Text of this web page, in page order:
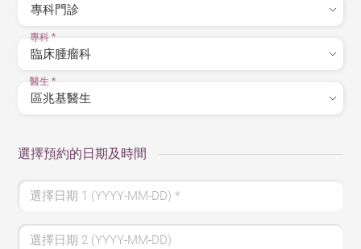
專科*
醫生*
選擇預約的日期及時間
選擇日期 1 (YYYY-MM-DD)*
選擇日期 2 (YYYY-MM-DD)